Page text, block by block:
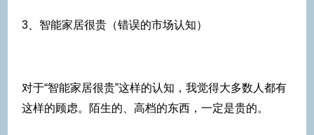
3、智能家居很贵（错误的市场认知）
对于“智能家居很贵”这样的认知，我觉得大多数人都有
这样的顾虑。陌生的、高档的东西，一定是贵的。